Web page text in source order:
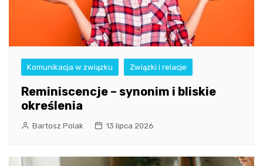
Komunikacja w związku Związki i relacje
Reminiscencje – synonim i bliskie
określenia
Bartosz Polak 13 lipca 2026